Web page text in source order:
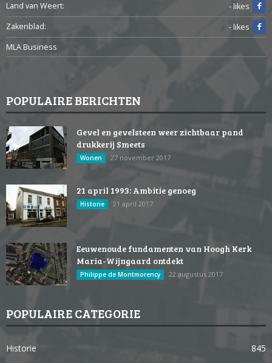
Land van Weert:
- likes
Zakenblad:
- likes
MLA Business
POPULAIRE BERICHTEN
Gevel en gevelsteen weer zichtbaar pand
drukkerij Smeets
Wonen 27 november 2017
21 april 1993: Ambitie genoeg
Historie 21 april 2017
Eeuwenoude fundamenten van Hoogh Kerk
Maria-Wijngaard ontdekt
Philippe de Montmorency 22 augustus 2017
POPULAIRE CATEGORIE
Historie
845